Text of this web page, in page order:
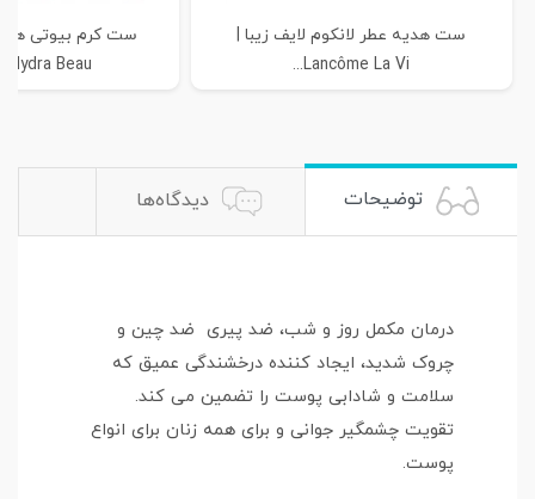
ست هدیه عطر لانکوم لایف زیبا |
Lancôme La Vi...
Beau...
توضیحات دیدگاه‌ها
درمان مکمل روز و شب، ضد پیری ضد چین و
چروک شدید، ایجاد کننده درخشندگی عمیق که
سلامت و شادابی پوست را تضمین می کند.
تقویت چشمگیر جوانی و برای همه زنان برای انواع
پوست.